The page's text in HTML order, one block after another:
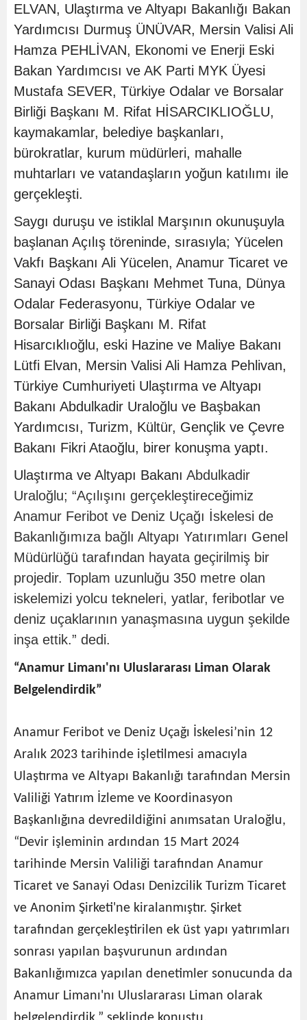
ELVAN, Ulaştırma ve Altyapı Bakanlığı Bakan
Yardımcısı Durmuş ÜNÜVAR, Mersin Valisi Ali
Hamza PEHLİVAN, Ekonomi ve Enerji Eski
Bakan Yardımcısı ve AK Parti MYK Üyesi
Mustafa SEVER, Türkiye Odalar ve Borsalar
Birliği Başkanı M. Rifat HİSARCIKLIOĞLU,
kaymakamlar, belediye başkanları,
bürokratlar, kurum müdürleri, mahalle
muhtarları ve vatandaşların yoğun katılımı ile
gerçekleşti.
Saygı duruşu ve istiklal Marşının okunuşuyla
başlanan Açılış töreninde, sırasıyla; Yücelen
Vakfı Başkanı Ali Yücelen, Anamur Ticaret ve
Sanayi Odası Başkanı Mehmet Tuna, Dünya
Odalar Federasyonu, Türkiye Odalar ve
Borsalar Birliği Başkanı M. Rifat
Hisarcıklıoğlu, eski Hazine ve Maliye Bakanı
Lütfi Elvan, Mersin Valisi Ali Hamza Pehlivan,
Türkiye Cumhuriyeti Ulaştırma ve Altyapı
Bakanı Abdulkadir Uraloğlu ve Başbakan
Yardımcısı, Turizm, Kültür, Gençlik ve Çevre
Bakanı Fikri Ataoğlu, birer konuşma yaptı.
Ulaştırma ve Altyapı Bakanı Abdulkadir
Uraloğlu; “Açılışını gerçekleştireceğimiz
Anamur Feribot ve Deniz Uçağı İskelesi de
Bakanlığımıza bağlı Altyapı Yatırımları Genel
Müdürlüğü tarafından hayata geçirilmiş bir
projedir. Toplam uzunluğu 350 metre olan
iskelemizi yolcu tekneleri, yatlar, feribotlar ve
deniz uçaklarının yanaşmasına uygun şekilde
inşa ettik.” dedi.
“Anamur Limanı'nı Uluslararası Liman Olarak
Belgelendirdik”
Anamur Feribot ve Deniz Uçağı İskelesi’nin 12
Aralık 2023 tarihinde işletilmesi amacıyla
Ulaştırma ve Altyapı Bakanlığı tarafından Mersin
Valiliği Yatırım İzleme ve Koordinasyon
Başkanlığına devredildiğini anımsatan Uraloğlu,
“Devir işleminin ardından 15 Mart 2024
tarihinde Mersin Valiliği tarafından Anamur
Ticaret ve Sanayi Odası Denizcilik Turizm Ticaret
ve Anonim Şirketi'ne kiralanmıştır. Şirket
tarafından gerçekleştirilen ek üst yapı yatırımları
sonrası yapılan başvurunun ardından
Bakanlığımızca yapılan denetimler sonucunda da
Anamur Limanı'nı Uluslararası Liman olarak